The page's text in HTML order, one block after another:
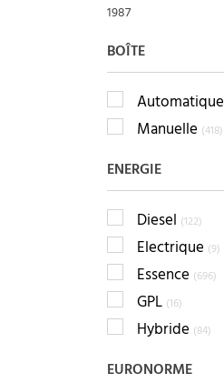
1987
BOÎTE
Automatique
Manuelle (418)
ENERGIE
Diesel (122)
Electrique (9)
Essence (696)
GPL (16)
Hybride (84)
EURONORME